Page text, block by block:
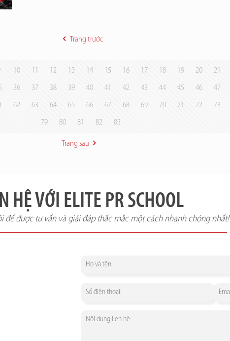
Trang trước
10 11 12 13 14 15 16 17 18 19 20 21
36 37 38 39 40 41 42 43 44 45 46 47
62 63 64 65 66 67 68 69 70 71 72 73
79 80 81 82 83
Trang sau
HỆ VỚI ELITE PR SCHOOL
để được tư vấn và giải đáp thắc mắc một cách nhanh chóng nhất!